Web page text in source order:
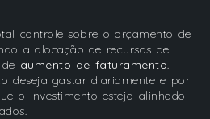
controle sobre o orçamento de
a alocação de recursos de
aumento de faturamento.
deseja gastar diariamente e por
o investimento esteja alinhado